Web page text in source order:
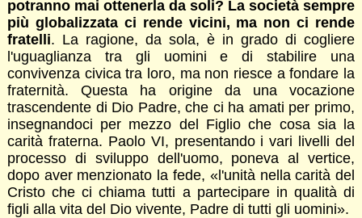
potranno mai ottenerla da soli? La società sempre
più globalizzata ci rende vicini, ma non ci rende
fratelli. La ragione, da sola, è in grado di cogliere
l'uguaglianza tra gli uomini e di stabilire una
convivenza civica tra loro, ma non riesce a fondare la
fraternità. Questa ha origine da una vocazione
trascendente di Dio Padre, che ci ha amati per primo,
insegnandoci per mezzo del Figlio che cosa sia la
carità fraterna. Paolo VI, presentando i vari livelli del
processo di sviluppo dell'uomo, poneva al vertice,
dopo aver menzionato la fede, «l'unità nella carità del
Cristo che ci chiama tutti a partecipare in qualità di
figli alla vita del Dio vivente, Padre di tutti gli uomini».